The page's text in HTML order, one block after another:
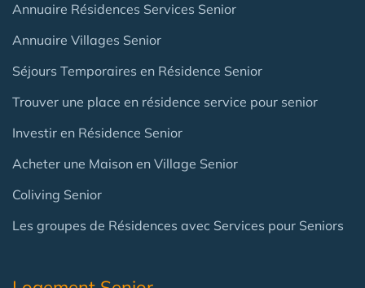
Annuaire Résidences Services Senior
Annuaire Villages Senior
Séjours Temporaires en Résidence Senior
Trouver une place en résidence service pour senior
Investir en Résidence Senior
Acheter une Maison en Village Senior
Coliving Senior
Les groupes de Résidences avec Services pour Seniors